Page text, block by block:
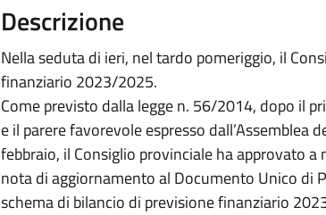
Descrizione
Nella seduta di ieri, nel tardo pomeriggio, il
finanziario 2023/2025.
Come previsto dalla legge n. 56/2014, dopo il
e il parere favorevole espresso dall’Assemblea
febbraio, il Consiglio provinciale ha approvato a
nota di aggiornamento al Documento Unico di
schema di bilancio di previsione finanziario